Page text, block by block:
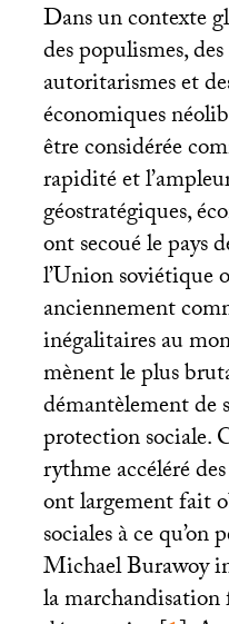
Dans un contexte
des populismes,
autoritarismes et
économiques
être considérée
rapidité et
géostratégiques,
ont secoué le pays
l’Union soviétique
anciennement
inégalitaires au
mènent le plus
démantèlement de
protection sociale.
rythme accéléré
ont largement fait
sociales à ce qu’on
Michael Burawoy
la marchandisation